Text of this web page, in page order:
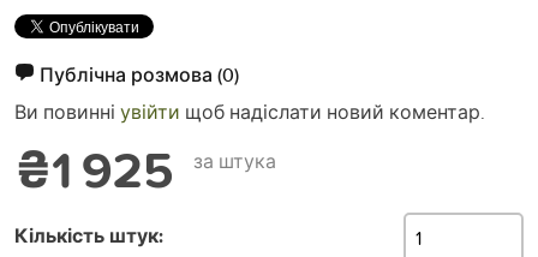
Публічна розмова (0)
Ви повинні увійти щоб надіслати новий коментар.
₴1 925 за штука
Кількість штук: